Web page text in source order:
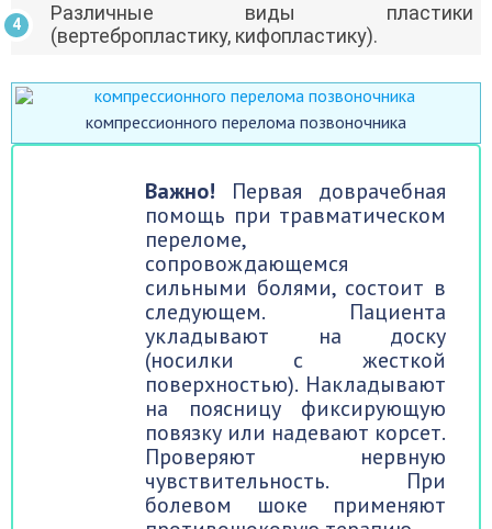
Различные виды пластики
(вертебропластику, кифопластику).
компрессионного перелома позвоночника
Важно! Первая доврачебная
помощь при травматическом
переломе,
сопровождающемся
сильными болями, состоит в
следующем. Пациента
укладывают на доску
(носилки с жесткой
поверхностью). Накладывают
на поясницу фиксирующую
повязку или надевают корсет.
Проверяют нервную
чувствительность. При
болевом шоке применяют